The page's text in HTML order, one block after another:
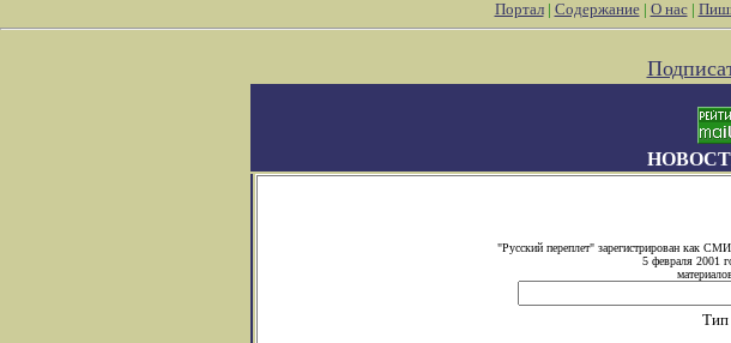
Портал| Содержание| О нас|
"Русский переплет" зарегистрирован как СМИ.
5 февраля 2001
Тип